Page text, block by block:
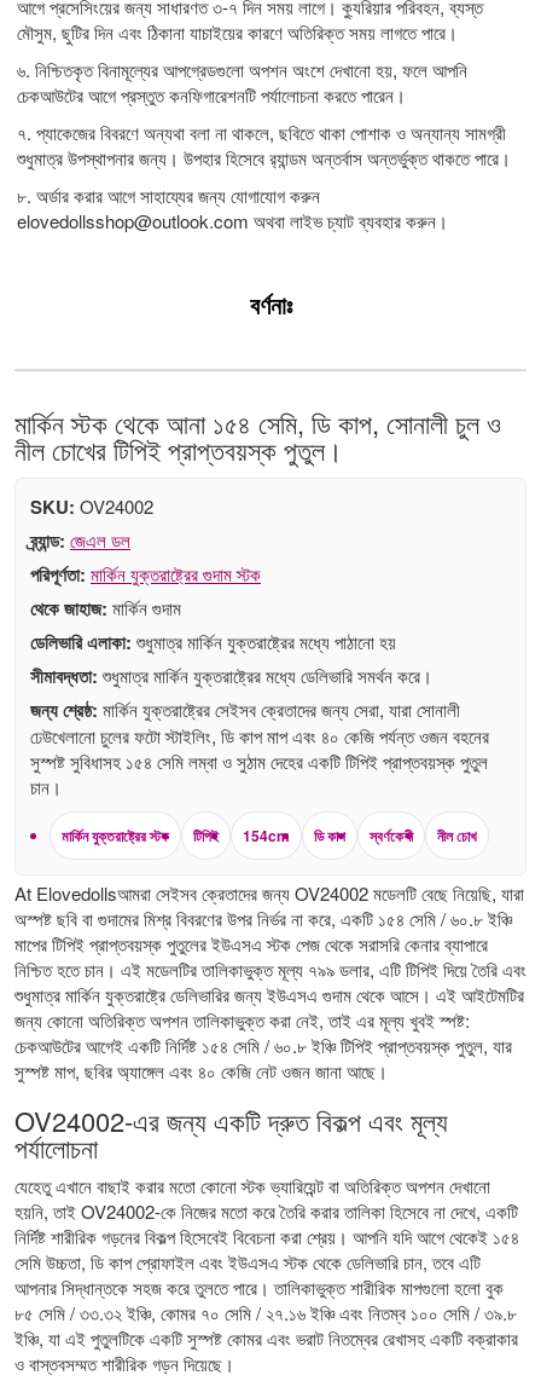
আগে প্রসেসিংয়ের জন্য সাধারণত ৩-৭ দিন সময় লাগে। ক্যুরিয়ার পরিবহন, ব্যস্ত
মৌসুম, ছুটির দিন এবং ঠিকানা যাচাইয়ের কারণে অতিরিক্ত সময় লাগতে পারে।
৬. নিশ্চিতকৃত বিনামূল্যের আপগ্রেডগুলো অপশন অংশে দেখানো হয়, ফলে আপনি
চেকআউটের আগে প্রস্তুত কনফিগারেশনটি পর্যালোচনা করতে পারেন।
৭. প্যাকেজের বিবরণে অন্যথা বলা না থাকলে, ছবিতে থাকা পোশাক ও অন্যান্য সামগ্রী
শুধুমাত্র উপস্থাপনার জন্য। উপহার হিসেবে র‍্যান্ডম অন্তর্বাস অন্তর্ভুক্ত থাকতে পারে।
৮. অর্ডার করার আগে সাহায্যের জন্য যোগাযোগ করুন
elovedollsshop@outlook.com অথবা লাইভ চ্যাট ব্যবহার করুন।
বর্ণনাঃ
মার্কিন স্টক থেকে আনা ১৫৪ সেমি, ডি কাপ, সোনালী চুল ও
নীল চোখের টিপিই প্রাপ্তবয়স্ক পুতুল।
SKU: OV24002
ব্র্যান্ড: জেএল ডল
পরিপূর্ণতা: মার্কিন যুক্তরাষ্ট্রের গুদাম স্টক
থেকে জাহাজ: মার্কিন গুদাম
ডেলিভারি এলাকা: শুধুমাত্র মার্কিন যুক্তরাষ্ট্রের মধ্যে পাঠানো হয়
সীমাবদ্ধতা: শুধুমাত্র মার্কিন যুক্তরাষ্ট্রের মধ্যে ডেলিভারি সমর্থন করে।
জন্য শ্রেষ্ঠ: মার্কিন যুক্তরাষ্ট্রের সেইসব ক্রেতাদের জন্য সেরা, যারা সোনালী
ঢেউখেলানো চুলের ফটো স্টাইলিং, ডি কাপ মাপ এবং ৪০ কেজি পর্যন্ত ওজন বহনের
সুস্পষ্ট সুবিধাসহ ১৫৪ সেমি লম্বা ও সুঠাম দেহের একটি টিপিই প্রাপ্তবয়স্ক পুতুল
চান।
মার্কিন যুক্তরাষ্ট্রের স্টক টিপিই 154cm ডি কাপ স্বর্ণকেশী নীল চোখ
At Elovedollsআমরা সেইসব ক্রেতাদের জন্য OV24002 মডেলটি বেছে নিয়েছি, যারা
অস্পষ্ট ছবি বা গুদামের মিশ্র বিবরণের উপর নির্ভর না করে, একটি ১৫৪ সেমি / ৬০.৮ ইঞ্চি
মাপের টিপিই প্রাপ্তবয়স্ক পুতুলের ইউএসএ স্টক পেজ থেকে সরাসরি কেনার ব্যাপারে
নিশ্চিত হতে চান। এই মডেলটির তালিকাভুক্ত মূল্য ৭৯৯ ডলার, এটি টিপিই দিয়ে তৈরি এবং
শুধুমাত্র মার্কিন যুক্তরাষ্ট্রে ডেলিভারির জন্য ইউএসএ গুদাম থেকে আসে। এই আইটেমটির
জন্য কোনো অতিরিক্ত অপশন তালিকাভুক্ত করা নেই, তাই এর মূল্য খুবই স্পষ্ট:
চেকআউটের আগেই একটি নির্দিষ্ট ১৫৪ সেমি / ৬০.৮ ইঞ্চি টিপিই প্রাপ্তবয়স্ক পুতুল, যার
সুস্পষ্ট মাপ, ছবির অ্যাঙ্গেল এবং ৪০ কেজি নেট ওজন জানা আছে।
OV24002-এর জন্য একটি দ্রুত বিকল্প এবং মূল্য
পর্যালোচনা
যেহেতু এখানে বাছাই করার মতো কোনো স্টক ভ্যারিয়েন্ট বা অতিরিক্ত অপশন দেখানো
হয়নি, তাই OV24002-কে নিজের মতো করে তৈরি করার তালিকা হিসেবে না দেখে, একটি
নির্দিষ্ট শারীরিক গড়নের বিকল্প হিসেবেই বিবেচনা করা শ্রেয়। আপনি যদি আগে থেকেই ১৫৪
সেমি উচ্চতা, ডি কাপ প্রোফাইল এবং ইউএসএ স্টক থেকে ডেলিভারি চান, তবে এটি
আপনার সিদ্ধান্তকে সহজ করে তুলতে পারে। তালিকাভুক্ত শারীরিক মাপগুলো হলো বুক
৮৫ সেমি / ৩৩.৩২ ইঞ্চি, কোমর ৭০ সেমি / ২৭.১৬ ইঞ্চি এবং নিতম্ব ১০০ সেমি / ৩৯.৮
ইঞ্চি, যা এই পুতুলটিকে একটি সুস্পষ্ট কোমর এবং ভরাট নিতম্বের রেখাসহ একটি বক্রাকার
ও বাস্তবসম্মত শারীরিক গড়ন দিয়েছে।